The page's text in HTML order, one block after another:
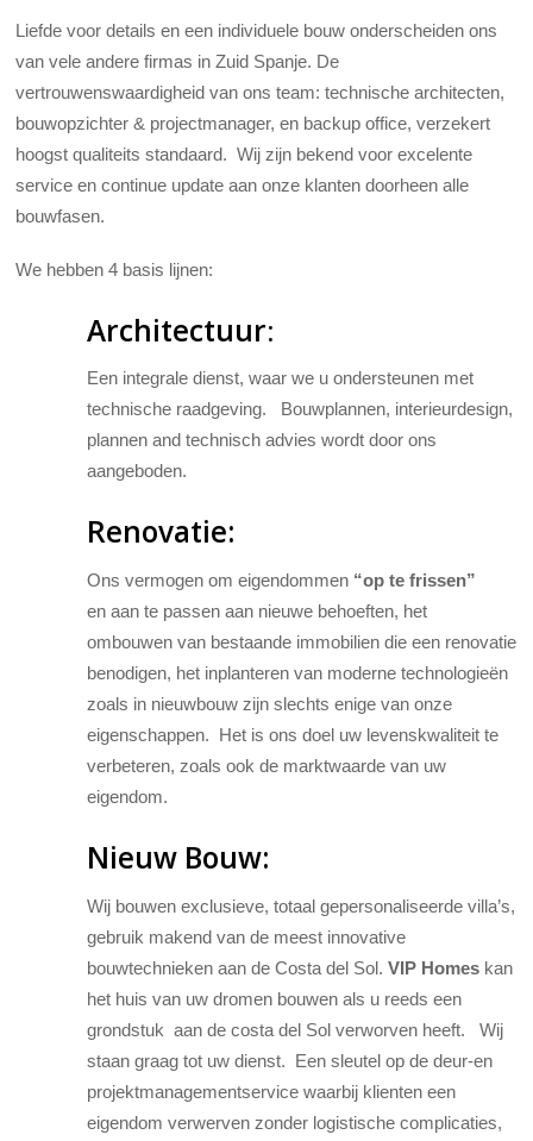
Liefde voor details en een individuele bouw onderscheiden ons
van vele andere firmas in Zuid Spanje. De
vertrouwenswaardigheid van ons team: technische architecten,
bouwopzichter & projectmanager, en backup office, verzekert
hoogst qualiteits standaard. Wij zijn bekend voor excelente
service en continue update aan onze klanten doorheen alle
bouwfasen.
We hebben 4 basis lijnen:
Architectuur:
Een integrale dienst, waar we u ondersteunen met
technische raadgeving. Bouwplannen, interieurdesign,
plannen and technisch advies wordt door ons
aangeboden.
Renovatie:
Ons vermogen om eigendommen “op te frissen”
en aan te passen aan nieuwe behoeften, het
ombouwen van bestaande immobilien die een renovatie
benodigen, het inplanteren van moderne technologieën
zoals in nieuwbouw zijn slechts enige van onze
eigenschappen. Het is ons doel uw levenskwaliteit te
verbeteren, zoals ook de marktwaarde van uw
eigendom.
Nieuw Bouw:
Wij bouwen exclusieve, totaal gepersonaliseerde villa’s,
gebruik makend van de meest innovative
bouwtechnieken aan de Costa del Sol.VIP Homes kan
het huis van uw dromen bouwen als u reeds een
grondstuk aan de costa del Sol verworven heeft. Wij
staan graag tot uw dienst. Een sleutel op de deur-en
projektmanagementservice waarbij klienten een
eigendom verwerven zonder logistische complicaties,